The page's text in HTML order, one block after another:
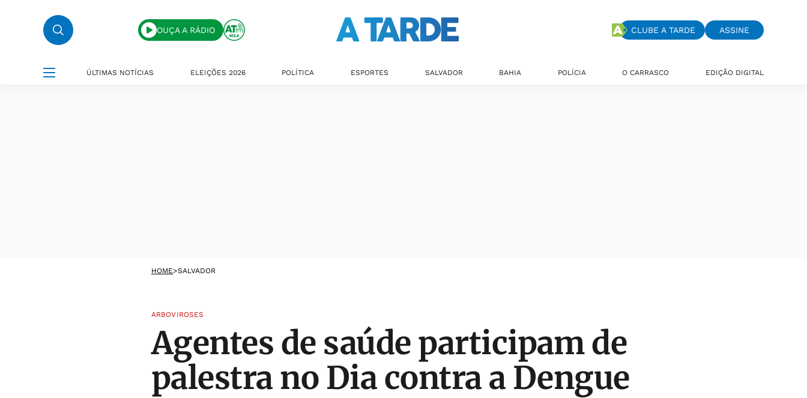
OUÇA A RÁDIO CLUBE A TARDE ASSINE
ÚLTIMAS NOTÍCIAS ELEIÇÕES 2026 POLÍTICA ESPORTES SALVADOR BAHIA POLÍCIA O CARRASCO EDIÇÃO DIGITAL
HOME>SALVADOR
ARBOVIROSES
Agentes de saúde participam de
palestra no Dia contra a Dengue